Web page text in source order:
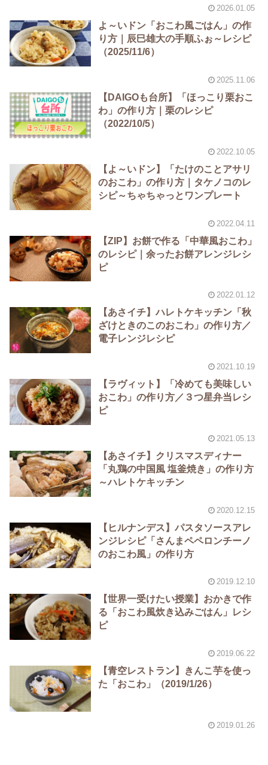
2026.01.05
よ～いドン「おこわ風ごはん」の作
り方｜辰巳雄大の手順ふぉ～レシピ
（2025/11/6）
2025.11.06
【DAIGOも台所】「ほっこり栗おこ
わ」の作り方｜栗のレシピ
（2022/10/5）
2022.10.05
【よ～いドン】「たけのことアサリ
のおこわ」の作り方｜タケノコのレ
シピ～ちゃちゃっとワンプレート
2022.04.11
【ZIP】お餅で作る「中華風おこわ」
のレシピ｜余ったお餅アレンジレシ
ピ
2022.01.12
【あさイチ】ハレトケキッチン「秋
ざけときのこのおこわ」の作り方／
電子レンジレシピ
2021.10.19
【ラヴィット】「冷めても美味しい
おこわ」の作り方／３つ星弁当レシ
ピ
2021.05.13
【あさイチ】クリスマスディナー
「丸鶏の中国風 塩釜焼き」の作り方
～ハレトケキッチン
2020.12.15
【ヒルナンデス】パスタソースアレ
ンジレシピ「さんまペペロンチーノ
のおこわ風」の作り方
2019.12.10
【世界一受けたい授業】おかきで作
る「おこわ風炊き込みごはん」レシ
ピ
2019.06.22
【青空レストラン】きんこ芋を使っ
た「おこわ」（2019/1/26）
2019.01.26